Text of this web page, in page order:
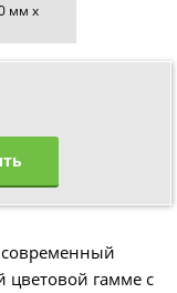
мм х
цветовой гамме с